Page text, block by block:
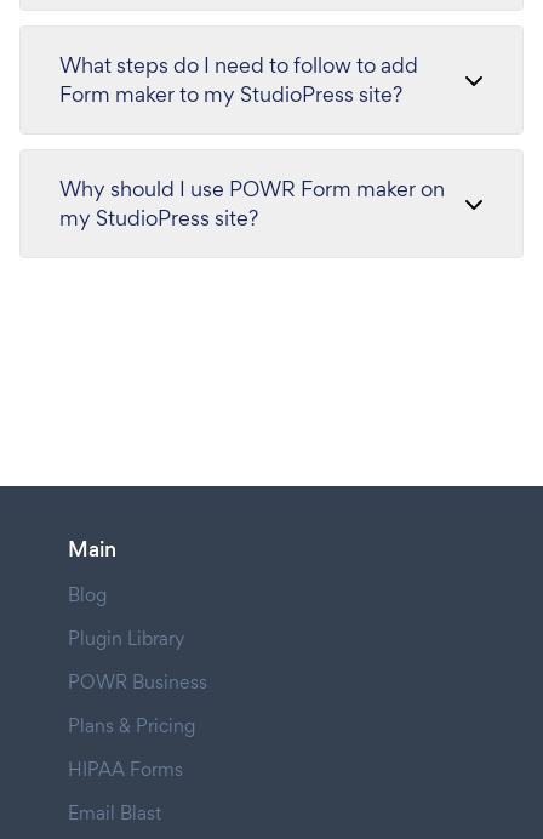
What steps do I need to follow to add
Form maker to my StudioPress site?
Why should I use POWR Form maker on
my StudioPress site?
Main
Blog
Plugin Library
POWR Business
Plans & Pricing
HIPAA Forms
Email Blast